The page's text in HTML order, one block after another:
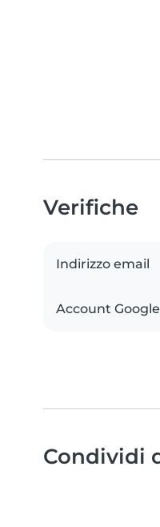
Verifiche
Indirizzo email
Account Google
Condividi